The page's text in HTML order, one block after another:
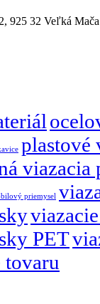
925 32 Veľká Mača
plastové
viazacia
priemysel
PET
tovaru